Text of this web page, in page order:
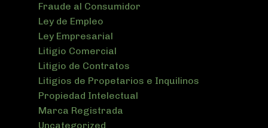
Fraude al Consumidor
Ley de Empleo
Ley Empresarial
Litigio Comercial
Litigio de Contratos
Litigios de Propetarios e Inquilinos
Propiedad Intelectual
Marca Registrada
Uncategorized